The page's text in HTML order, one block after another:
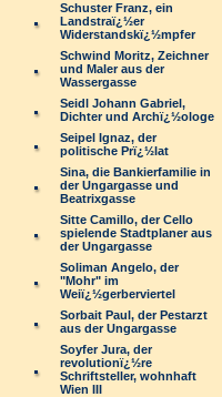
Schuster Franz, ein
Landstraï¿½er
Widerstandskï¿½mpfer
Schwind Moritz, Zeichner
und Maler aus der
Wassergasse
Seidl Johann Gabriel,
Dichter und Archï¿½ologe
Seipel Ignaz, der
politische Prï¿½lat
Sina, die Bankierfamilie in
der Ungargasse und
Beatrixgasse
Sitte Camillo, der Cello
spielende Stadtplaner aus
der Ungargasse
Soliman Angelo, der
"Mohr" im
Weiï¿½gerberviertel
Sorbait Paul, der Pestarzt
aus der Ungargasse
Soyfer Jura, der
revolutionï¿½re
Schriftsteller, wohnhaft
Wien III